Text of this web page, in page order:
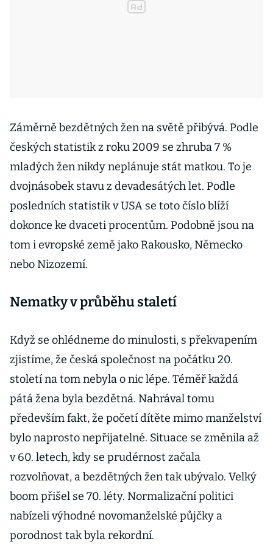
Záměrně bezdětných žen na světě přibývá. Podle
českých statistik z roku 2009 se zhruba 7 %
mladých žen nikdy neplánuje stát matkou. To je
dvojnásobek stavu z devadesátých let. Podle
posledních statistik v USA se toto číslo blíží
dokonce ke dvaceti procentům. Podobně jsou na
tom i evropské země jako Rakousko, Německo
nebo Nizozemí.
Nematky v průběhu staletí
Když se ohlédneme do minulosti, s překvapením
zjistíme, že česká společnost na počátku 20.
století na tom nebyla o nic lépe. Téměř každá
pátá žena byla bezdětná. Nahrával tomu
především fakt, že početí dítěte mimo manželství
bylo naprosto nepřijatelné. Situace se změnila až
v 60. letech, kdy se prudérnost začala
rozvolňovat, a bezdětných žen tak ubývalo. Velký
boom přišel se 70. léty. Normalizační politici
nabízeli výhodné novomanželské půjčky a
porodnost tak byla rekordní.